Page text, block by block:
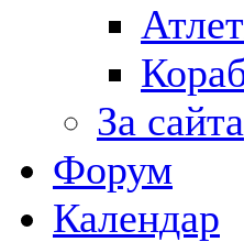
За сайта
Форум
Календар